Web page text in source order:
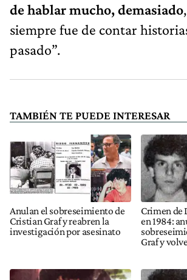
de hablar mucho, demasiado
siempre fue de contar
pasado”.
TAMBIÉN TE PUEDE INTERESAR
Anulan el sobreseimiento de
Cristian Graf y reabren la
investigación por asesinato
Crimen de
en 1984:
Graf y